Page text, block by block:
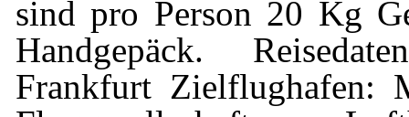
sind pro Person 20 Kg
Handgepäck.
Frankfurt Zielflughafen: